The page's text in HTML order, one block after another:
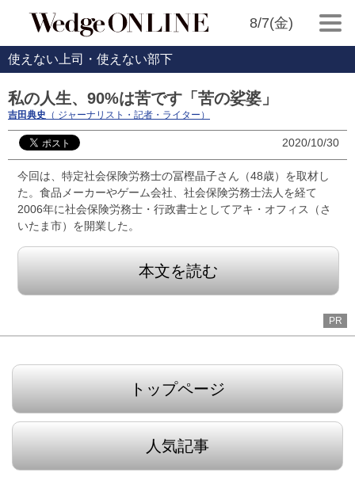
8/7(金)
使えない上司・使えない部下
私の人生、90%は苦です「苦の娑婆」
吉田典史 （ ジャーナリスト・記者・ライター）
2020/10/30
今回は、特定社会保険労務士の冨樫晶子さん（48歳）を取材し
た。食品メーカーやゲーム会社、社会保険労務士法人を経て
2006年に社会保険労務士・行政書士としてアキ・オフィス（さ
いたま市）を開業した。
本文を読む
PR
トップページ
人気記事